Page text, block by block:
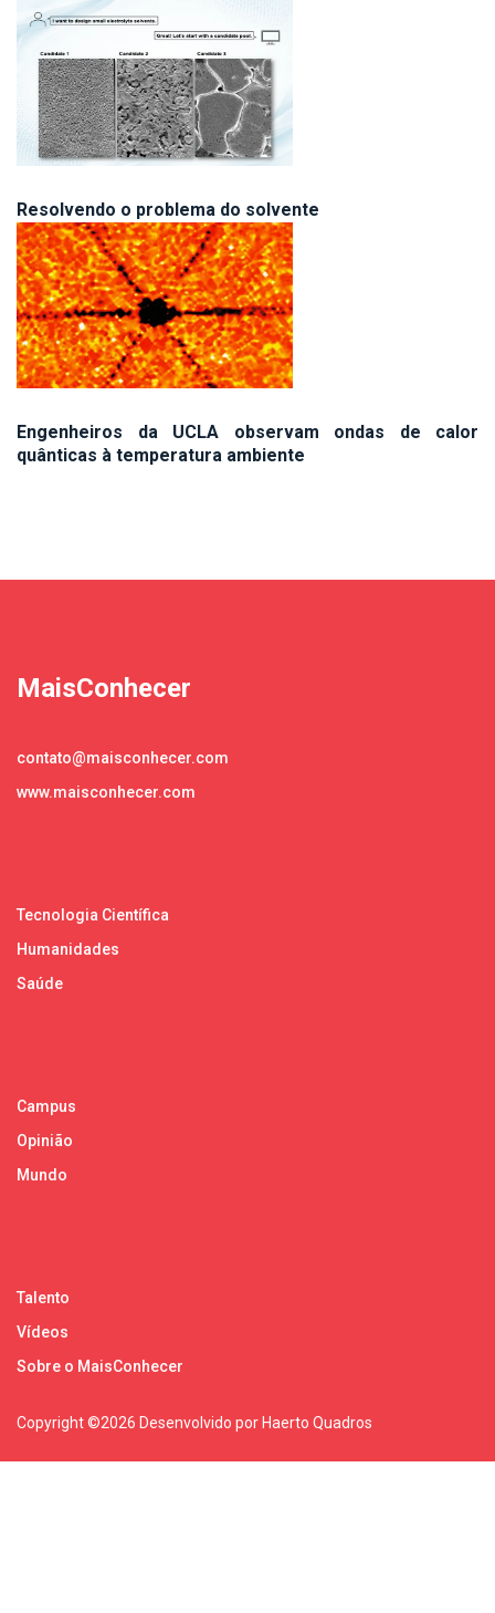
Resolvendo o problema do solvente
Engenheiros da UCLA observam ondas de calor
quânticas à temperatura ambiente
MaisConhecer
contato@maisconhecer.com
www.maisconhecer.com
Tecnologia Científica
Humanidades
Saúde
Campus
Opinião
Mundo
Talento
Vídeos
Sobre o MaisConhecer
Copyright ©2026 Desenvolvido por Haerto Quadros